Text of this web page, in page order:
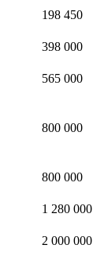
198 450
398 000
565 000
800 000
800 000
1 280 000
2 000 000